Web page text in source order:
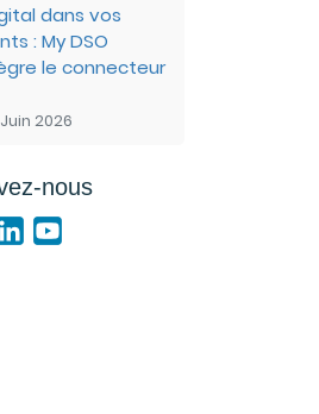
dans vos
: My DSO
le connecteur
2026
nous